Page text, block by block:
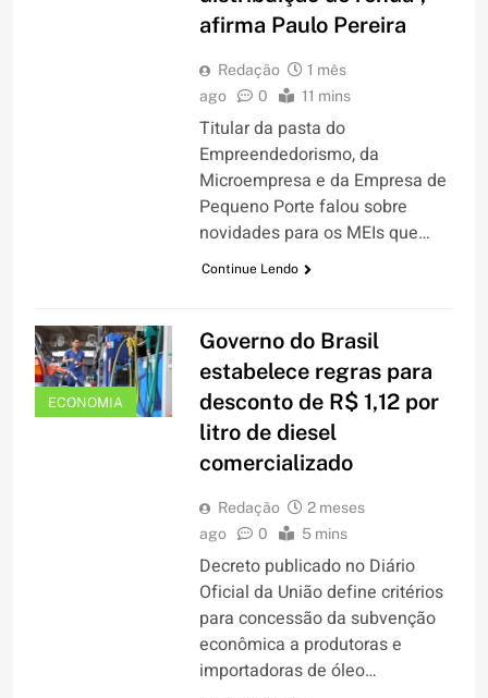
afirma Paulo Pereira
Redação
1 mês
ago
0 11 mins
Titular da pasta do
Empreendedorismo, da
Microempresa e da Empresa de
Pequeno Porte falou sobre
novidades para os MEIs que…
Continue Lendo
ECONOMIA
Governo do Brasil
estabelece regras para
desconto de R$ 1,12 por
litro de diesel
comercializado
Redação
2 meses
ago
0 5 mins
Decreto publicado no Diário
Oficial da União define critérios
para concessão da subvenção
econômica a produtoras e
importadoras de óleo…